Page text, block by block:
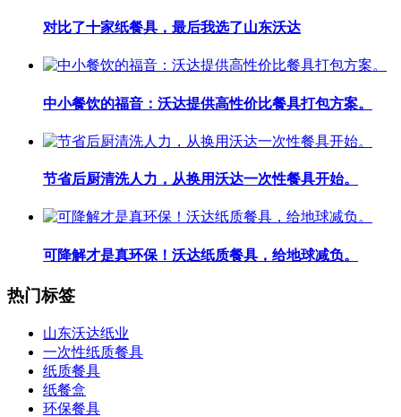
对比了十家纸餐具，最后我选了山东沃达
中小餐饮的福音：沃达提供高性价比餐具打包方案。
节省后厨清洗人力，从换用沃达一次性餐具开始。
可降解才是真环保！沃达纸质餐具，给地球减负。
热门标签
山东沃达纸业
一次性纸质餐具
纸质餐具
纸餐盒
环保餐具